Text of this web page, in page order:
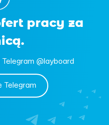
pracy za
@layboard
Telegram